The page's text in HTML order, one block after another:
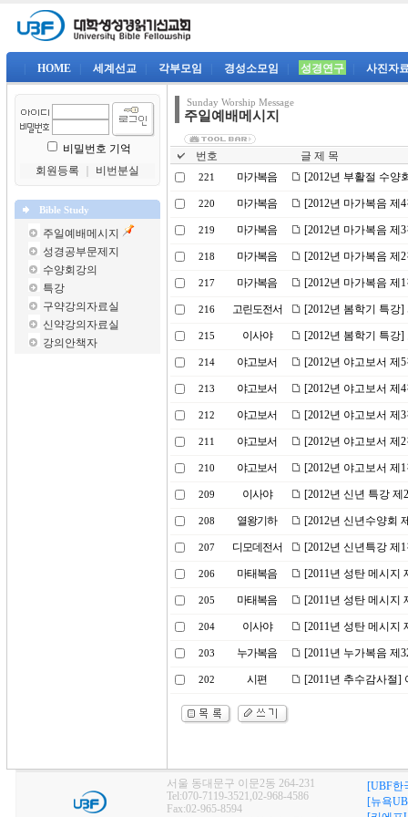
HOME 세계선교 각부모임 경성소모임 성경연구 사진자
비밀번호 기억
회원등록
비번분실
Bible Study
주일예배메시지
성경공부문제지
수양회강의
특강
구약강의자료실
신약강의자료실
강의안책자
Sunday Worship Message
주일예배메시지
번호 글 제 목
221 마가복음 [2012년 부활절 수양
220 마가복음 [2012년 마가복음 제
219 마가복음 [2012년 마가복음 제
218 마가복음 [2012년 마가복음 제
217 마가복음 [2012년 마가복음 제
216 고린도전서 [2012년 봄학기 특강
215 이사야 [2012년 봄학기 특강
214 야고보서 [2012년 야고보서 제
213 야고보서 [2012년 야고보서 제
212 야고보서 [2012년 야고보서 제
211 야고보서 [2012년 야고보서 제
210 야고보서 [2012년 야고보서 제
209 이사야 [2012년 신년 특강
208 열왕기하 [2012년 신년수양회
207 디모데전서 [2012년 신년특강 제
206 마태복음 [2011년 성탄 메시지
205 마태복음 [2011년 성탄 메시지
204 이사야 [2011년 성탄 메시지
203 누가복음 [2011년 누가복음 제
202 시편 [2011년 추수감사절]
서울 동대문구 이문2동 264-231
Tel:070-7119-3521,02-968-4586
Fax:02-965-8594
[UBF한
[뉴욕